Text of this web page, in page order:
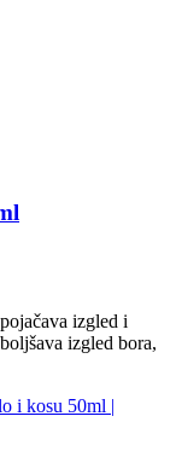
izgled i
izgled bora,